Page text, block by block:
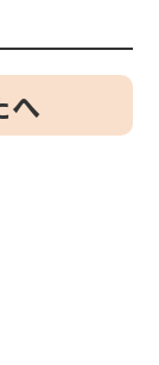
へ